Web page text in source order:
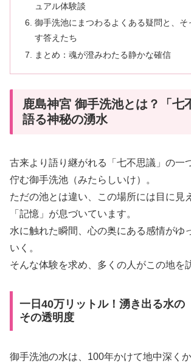
ュアル体験談
御手洗池にまつわるよくある疑問と、そ
す答えたち
まとめ：魂が澄みわたる静かな確信
鹿島神宮 御手洗池とは？「七
語る神秘の湧水
古来より語り継がれる「七不思議」の一
佇む御手洗池（みたらしいけ）。
ただの池とは違い、この場所には目に見
「記憶」が息づいています。
水に触れた瞬間、心の奥にある感情がゆ
いく。
そんな体験を求め、多くの人がこの地を
一日40万リットル！湧き出る水の
その透明度
御手洗池の水は、100年かけて地中深く